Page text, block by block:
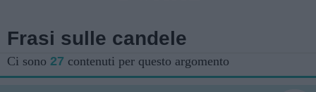
Frasi sulle candele
Ci sono 27 contenuti per questo argomento